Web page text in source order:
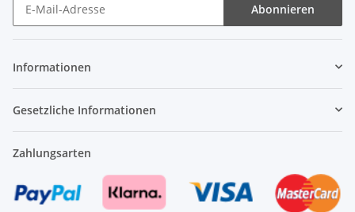
Abonnieren
Informationen
Gesetzliche Informationen
Zahlungsarten